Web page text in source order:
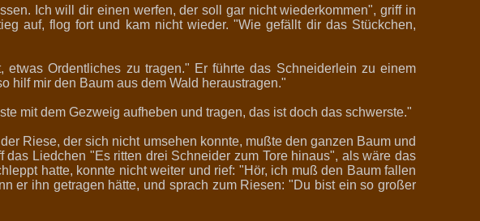
Ich will dir einen werfen, der soll gar nicht wiederkommen", griff in
auf, flog fort und kam nicht wieder. "Wie gefällt dir das Stückchen,
Ordentliches zu tragen." Er führte das Schneiderlein zu einem
hilf mir den Baum aus dem Wald heraustragen."
mit dem Gezweig aufheben und tragen, das ist doch das schwerste."
Riese, der sich nicht umsehen konnte, mußte den ganzen Baum und
Liedchen "Es ritten drei Schneider zum Tore hinaus", als wäre das
hatte, konnte nicht weiter und rief: "Hör, ich muß den Baum fallen
er ihn getragen hätte, und sprach zum Riesen: "Du bist ein so großer